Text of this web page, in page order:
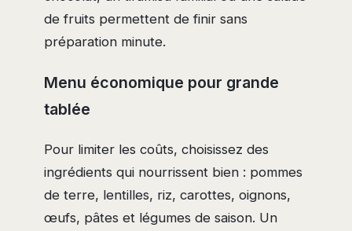
de fruits permettent de finir sans
préparation minute.
Menu économique pour grande
tablée
Pour limiter les coûts, choisissez des
ingrédients qui nourrissent bien : pommes
de terre, lentilles, riz, carottes, oignons,
œufs, pâtes et légumes de saison. Un